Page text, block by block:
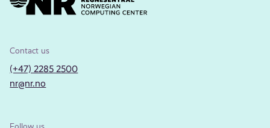
Contact us
(+47) 2285 2500
nr@nr.no
Follow us